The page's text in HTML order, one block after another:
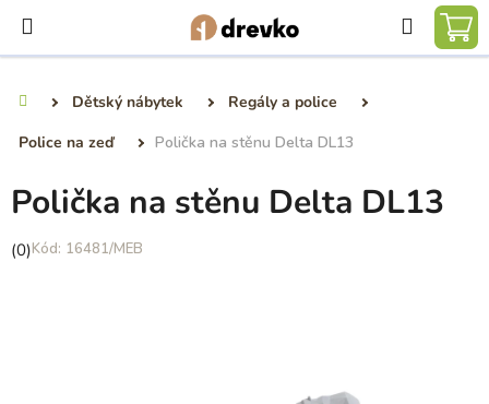
obsah
Hledat
Dětský nábytek
Regály a police
Police na zeď
Polička na stěnu Delta DL13
Polička na stěnu Delta DL13
Průměrné
(0) 16481/MEB